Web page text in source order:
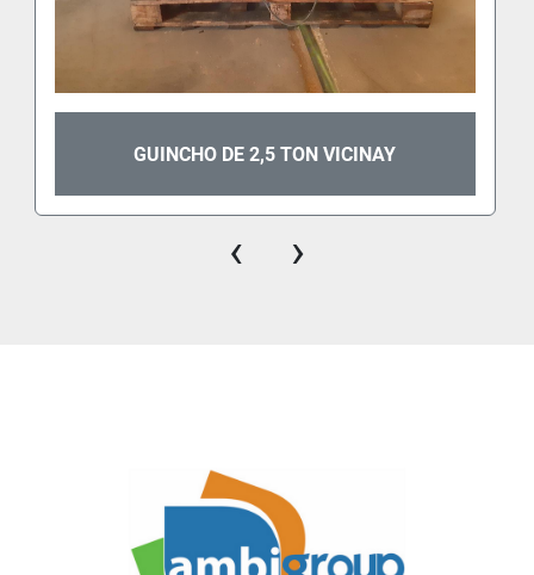
GUINCHO DE 2,5 TON VICINAY
‹ ›